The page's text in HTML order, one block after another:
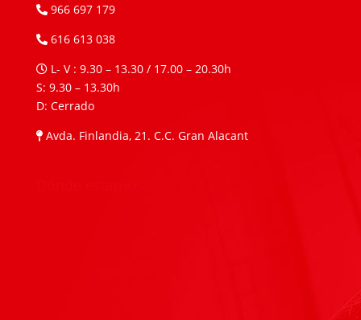
966 697 179
616 613 038
L- V : 9.30 – 13.30 / 17.00 – 20.30h
S: 9.30 – 13.30h
D: Cerrado
Avda. Finlandia, 21. C.C. Gran Alacant